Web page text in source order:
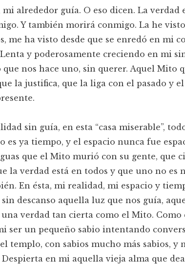
mi alrededor guía. O eso dicen. La verdad
Y también morirá conmigo. La he
me ha visto desde que se enredó en mi
y poderosamente creciendo en mi
nos hace uno, sin querer. Aquel Mito
la justifica, que la liga con el pasado y
sin guía, en esta “casa miserable”,
es ya tiempo, y el espacio nunca fue
que el Mito murió con su gente, que
la verdad está en todos y que uno no es
En ésta, mi realidad, mi espacio y
sin descanso aquella luz que nos guía,
una verdad tan cierta como el Mito. Como
ser un pequeño sabio intentando
templo, con sabios mucho más sabios, y
en mi aquella vieja alma que